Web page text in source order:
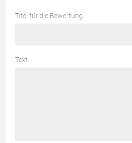
Titel für die Bewertung:
Text: